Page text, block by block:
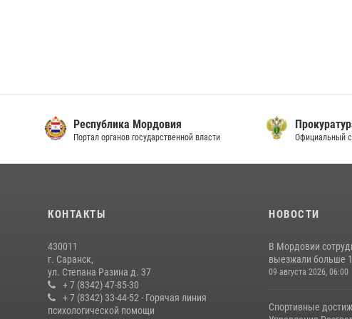
Республика Мордовия
Портал органов государственной власти Официальный
КОНТАКТЫ
430011
г. Саранск,
ул. Степана Разина д. 37
+ 7 (8342) 47-85-30
+ 7 (8342) 33-44-52 - Горячая линия
психологической помощи
НОВОСТИ
В Мордовии
выезжали больше
09 августа 2026, 06:00
Спортивные